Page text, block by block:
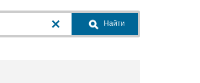
Найти